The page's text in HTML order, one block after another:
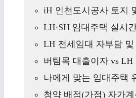
iH 인천도시공사 토지
LH·SH 임대주택 실시
LH 전세임대 자부담 및
버팀목 대출이자 vs LH
나에게 맞는 임대주택
청약 배점(가점) 자가계